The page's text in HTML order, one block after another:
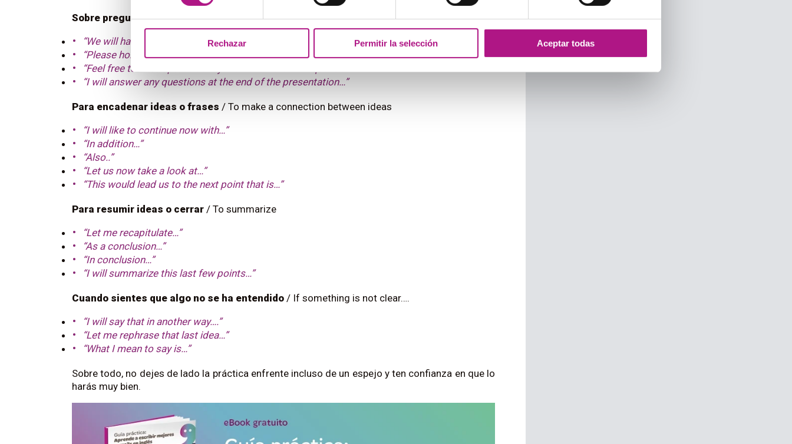
Rechazar Permitir la selección Aceptar todas
Sobre preguntas y respuestas/ Questions and answers
“We will have a Q&A Session at the end…”
“Please hold on to your questions until I finish this first part of the presentation…”
“Feel free to interrupt me at any moment if there’s a question”
“I will answer any questions at the end of the presentation…”
Para encadenar ideas o frases / To make a connection between ideas
“I will like to continue now with…”
“In addition…”
“Also..”
“Let us now take a look at…”
“This would lead us to the next point that is…”
Para resumir ideas o cerrar / To summarize
“Let me recapitulate…”
“As a conclusion…”
“In conclusion…”
“I will summarize this last few points…”
Cuando sientes que algo no se ha entendido / If something is not clear….
“I will say that in another way….”
“Let me rephrase that last idea…”
“What I mean to say is…”
Sobre todo, no dejes de lado la práctica enfrente incluso de un espejo y ten confianza en que lo
harás muy bien.